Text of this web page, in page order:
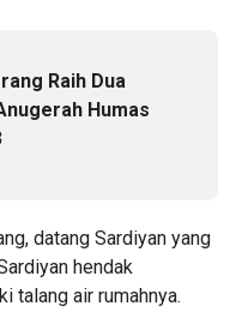
Raih Dua
Humas
datang Sardiyan yang
hendak
talang air rumahnya.